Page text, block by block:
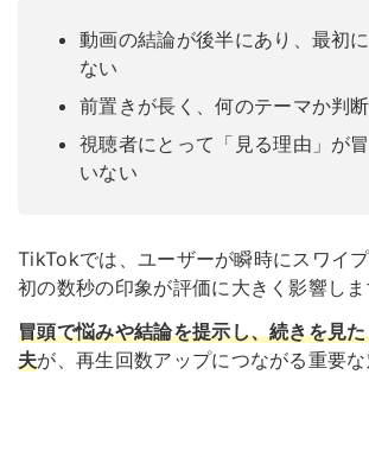
動画の結論が後半にあり、最初
ない
前置きが長く、何のテーマか判
視聴者にとって「見る理由」が
いない
TikTokでは、ユーザーが瞬時にスワイ
初の数秒の印象が評価に大きく影響しま
冒頭で悩みや結論を提示し、続きを見
夫が、再生回数アップにつながる重要な